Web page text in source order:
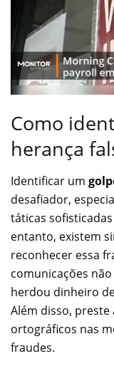
Como
herança
Identificar um
desafiador,
táticas
entanto, existem
reconhecer essa
comunicações
herdou dinheiro
Além disso,
ortográficos nas
fraudes.